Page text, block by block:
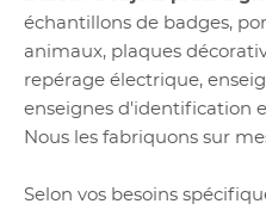
échantillons de badges,
animaux, plaques
repérage électrique,
enseignes d'identification
Nous les fabriquons sur
Selon vos besoins